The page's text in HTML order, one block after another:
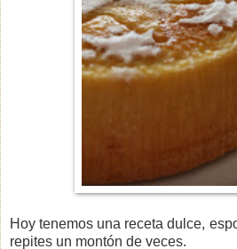
Hoy tenemos una receta dulce,
repites un montón de veces.